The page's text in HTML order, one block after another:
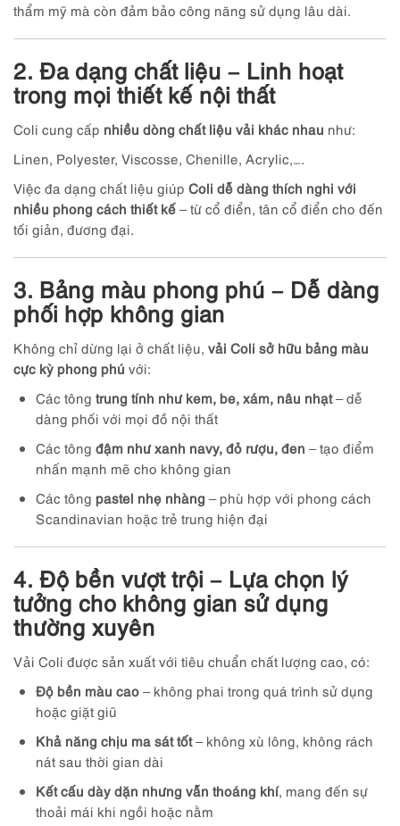
thẩm mỹ mà còn đảm bảo công năng sử dụng lâu dài.
2. Đa dạng chất liệu – Linh hoạt
trong mọi thiết kế nội thất
Coli cung cấp nhiều dòng chất liệu vải khác nhau như:
Linen, Polyester, Viscosse, Chenille, Acrylic,….
Việc đa dạng chất liệu giúp Coli dễ dàng thích nghi với
nhiều phong cách thiết kế – từ cổ điển, tân cổ điển cho đến
tối giản, đương đại.
3. Bảng màu phong phú – Dễ dàng
phối hợp không gian
Không chỉ dừng lại ở chất liệu, vải Coli sở hữu bảng màu
cực kỳ phong phú với:
Các tông trung tính như kem, be, xám, nâu nhạt– dễ
dàng phối với mọi đồ nội thất
Các tông đậm như xanh navy, đỏ rượu, đen – tạo điểm
nhấn mạnh mẽ cho không gian
Các tông pastel nhẹ nhàng – phù hợp với phong cách
Scandinavian hoặc trẻ trung hiện đại
4. Độ bền vượt trội – Lựa chọn lý
tưởng cho không gian sử dụng
thường xuyên
Vải Coli được sản xuất với tiêu chuẩn chất lượng cao, có:
Độ bền màu cao – không phai trong quá trình sử dụng
hoặc giặt giũ
Khả năng chịu ma sát tốt– không xù lông, không rách
nát sau thời gian dài
Kết cấu dày dặn nhưng vẫn thoáng khí, mang đến sự
thoải mái khi ngồi hoặc nằm